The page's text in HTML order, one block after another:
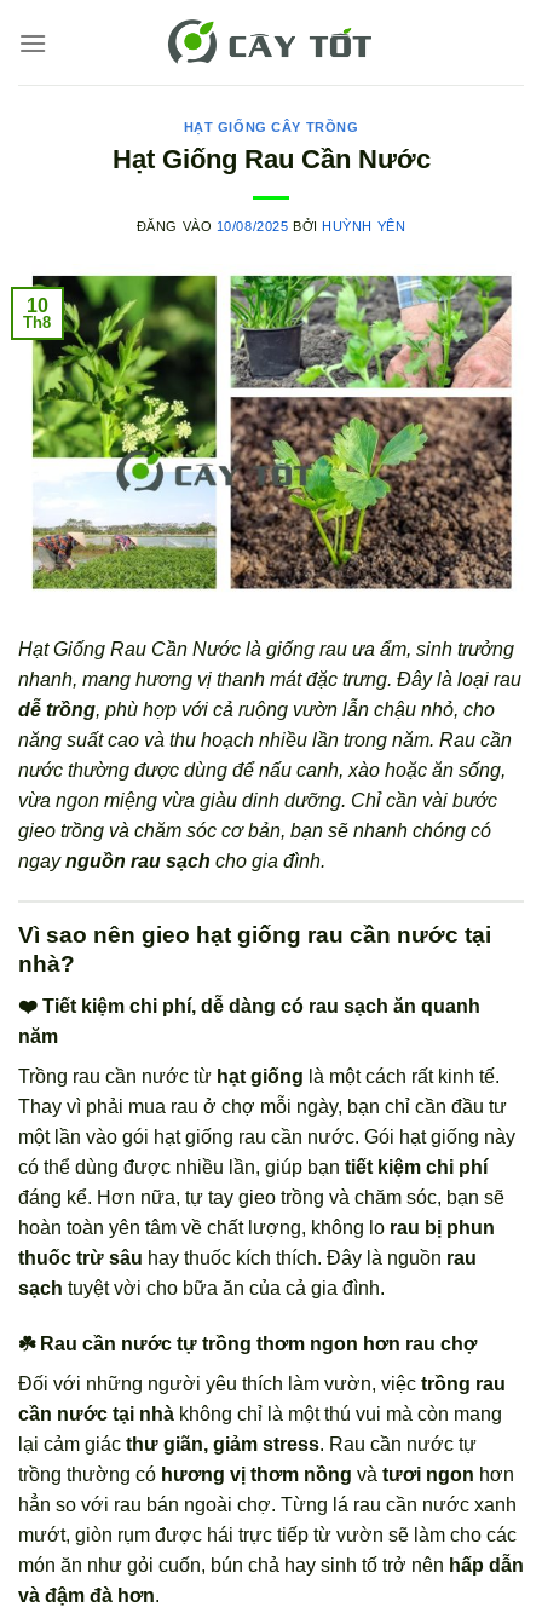
qua
HẠT GIỐNG CÂY TRỒNG
Hạt Giống Rau Cần Nước
ĐĂNG VÀO 10/08/2025 BỞIHUỲNH YÊN
10
Th8
Hạt Giống Rau Cần Nước là giống rau ưa ẩm, sinh trưởng
nhanh, mang hương vị thanh mát đặc trưng. Đây là loại rau
dễ trồng, phù hợp với cả ruộng vườn lẫn chậu nhỏ, cho
năng suất cao và thu hoạch nhiều lần trong năm. Rau cần
nước thường được dùng để nấu canh, xào hoặc ăn sống,
vừa ngon miệng vừa giàu dinh dưỡng. Chỉ cần vài bước
gieo trồng và chăm sóc cơ bản, bạn sẽ nhanh chóng có
ngaynguồn rau sạch cho gia đình.
Vì sao nên gieo hạt giống rau cần nước tại
nhà?
❤️ Tiết kiệm chi phí, dễ dàng có rau sạch ăn quanh
năm
Trồng rau cần nước từ hạt giống là một cách rất kinh tế.
Thay vì phải mua rau ở chợ mỗi ngày, bạn chỉ cần đầu tư
một lần vào gói hạt giống rau cần nước. Gói hạt giống này
có thể dùng được nhiều lần, giúp bạn tiết kiệm chi phí
đáng kể. Hơn nữa, tự tay gieo trồng và chăm sóc, bạn sẽ
hoàn toàn yên tâm về chất lượng, không lo rau bị phun
thuốc trừ sâu hay thuốc kích thích. Đây là nguồn rau
sạch tuyệt vời cho bữa ăn của cả gia đình.
☘️ Rau cần nước tự trồng thơm ngon hơn rau chợ
Đối với những người yêu thích làm vườn, việc trồng rau
cần nước tại nhà không chỉ là một thú vui mà còn mang
lại cảm giác thư giãn, giảm stress. Rau cần nước tự
trồng thường có hương vị thơm nồng và tươi ngon hơn
hẳn so với rau bán ngoài chợ. Từng lá rau cần nước xanh
mướt, giòn rụm được hái trực tiếp từ vườn sẽ làm cho các
món ăn như gỏi cuốn, bún chả hay sinh tố trở nên hấp dẫn
và đậm đà hơn.